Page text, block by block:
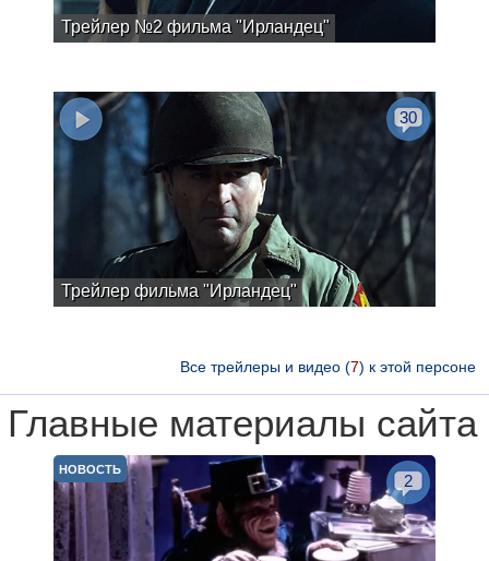
Трейлер №2 фильма "Ирландец"
Трейлер фильма "Ирландец"
30
Все трейлеры и видео (7) к этой персоне
Главные материалы сайта
НОВОСТЬ
2